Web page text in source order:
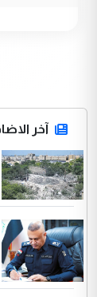
للوزاره
الموضوع :
العام
سردار
جنسية
آخر